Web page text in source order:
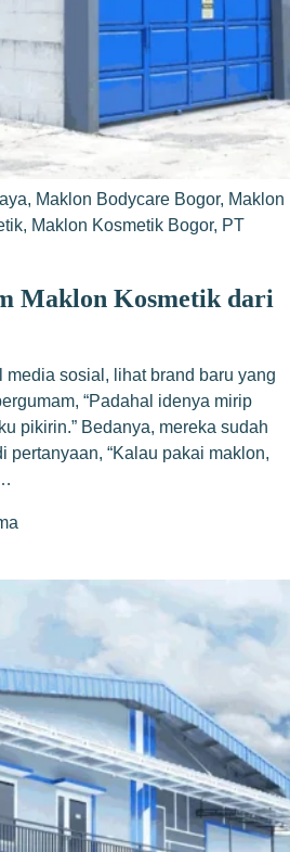
, Maklon Bodycare Bogor, Maklon
, Maklon Kosmetik Bogor, PT
Maklon Kosmetik dari
sosial, lihat brand baru yang
“Padahal idenya mirip
pikirin.” Bedanya, mereka sudah
pertanyaan, “Kalau pakai maklon,